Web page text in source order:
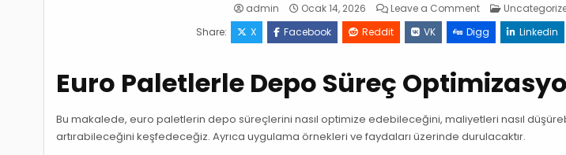
admin Ocak 14, 2026 Leave a Commenton
Euro
Paletlerle
Depo
Surec
Posted
Share:
X Facebook Reddit VK Digg Linkedin
Euro Paletlerle Depo Süreç
Bu makalede, euro paletlerin depo süreçlerini nasıl optimize edebileceğini, maliyetleri nasıl
artırabileceğini keşfedeceğiz. Ayrıca uygulama örnekleri ve faydaları üzerinde durulacaktır.